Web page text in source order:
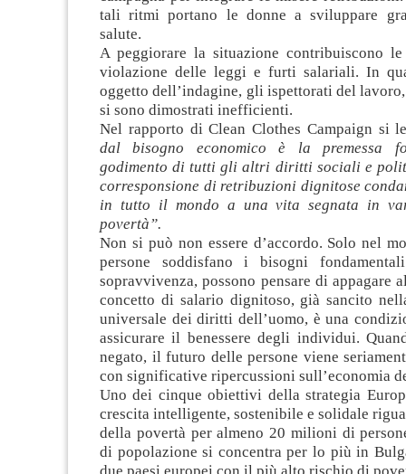
tali ritmi portano le donne a sviluppare
salute.
A peggiorare la situazione contribuiscono
violazione delle leggi e furti salariali. In
oggetto dell’indagine, gli ispettorati del
si sono dimostrati inefficienti.
Nel rapporto di Clean Clothes Campaign si
dal bisogno economico è la premessa
godimento di tutti gli altri diritti sociali e
corresponsione di retribuzioni dignitose
in tutto il mondo a una vita segnata in
povertà”.
Non si può non essere d’accordo. Solo nel
persone soddisfano i bisogni
sopravvivenza, possono pensare di appagare
concetto di salario dignitoso, già sancito
universale dei diritti dell’uomo, è una
assicurare il benessere degli individui.
negato, il futuro delle persone viene
con significative ripercussioni sull’economia
Uno dei cinque obiettivi della strategia
crescita intelligente, sostenibile e solidale
della povertà per almeno 20 milioni di
di popolazione si concentra per lo più in
due paesi europei con il più alto rischio di